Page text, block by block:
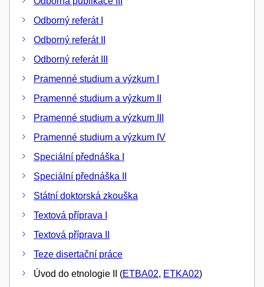
Odborný referát I
Odborný referát II
Odborný referát III
Pramenné studium a výzkum I
Pramenné studium a výzkum II
Pramenné studium a výzkum III
Pramenné studium a výzkum IV
Speciální přednáška I
Speciální přednáška II
Státní doktorská zkouška
Textová příprava I
Textová příprava II
Teze disertační práce
Úvod do etnologie II (ETBA02, ETKA02)